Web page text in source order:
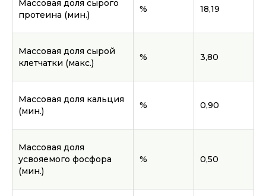
Массовая доля сырого
протеина (мин.)
% 18,19
Массовая доля сырой
клетчатки (макс.)
% 3,80
Массовая доля кальция
(мин.)
% 0,90
Массовая доля
усвояемого фосфора
(мин.)
% 0,50